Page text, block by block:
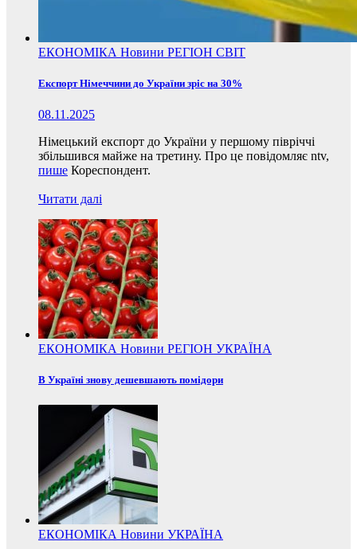
ЕКОНОМІКА Новини РЕГІОН СВІТ
Експорт Німеччини до України зріс на 30%
08.11.2025
Німецький експорт до України у першому півріччі
збільшився майже на третину. Про це повідомляє ntv,
пише Кореспондент.
Читати далі
ЕКОНОМІКА Новини РЕГІОН УКРАЇНА
В Україні знову дешевшають помідори
ЕКОНОМІКА Новини УКРАЇНА